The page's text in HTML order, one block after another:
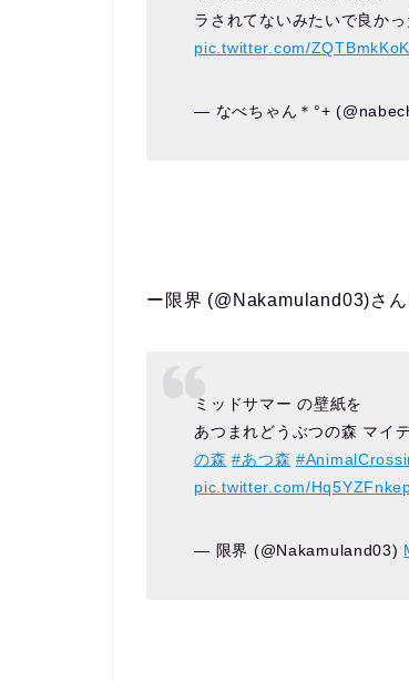
ラされてないみたいで良かっ
pic.twitter.com/
— なべちゃん＊°+
ー限界 (@Nakamuland03)さん
ミッドサマー の壁紙を
あつまれどうぶつの森 マイ
の森 #あつ森
pic.twitter.com/
— 限界 (@Nakamuland03)